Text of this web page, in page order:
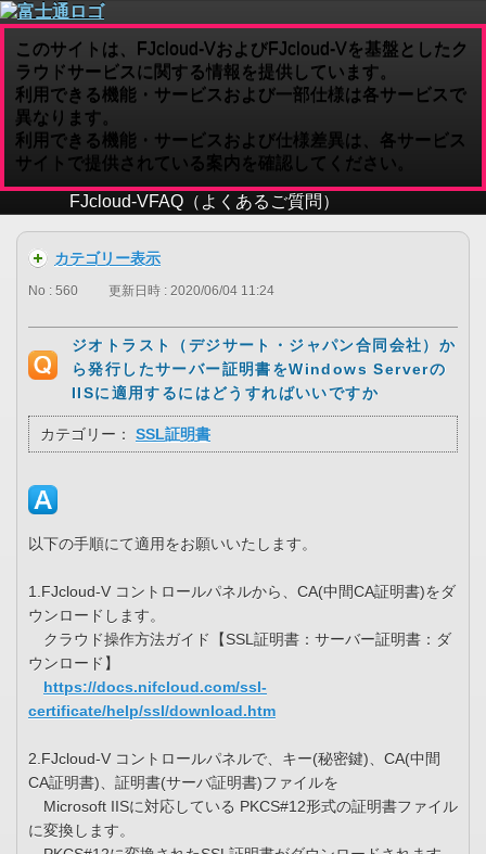
このサイトは、FJcloud-VおよびFJcloud-Vを基盤としたク
ラウドサービスに関する情報を提供しています。
利用できる機能・サービスおよび一部仕様は各サービスで
異なります。
利用できる機能・サービスおよび仕様差異は、各サービス
サイトで提供されている案内を確認してください。
FJcloud-VFAQ（よくあるご質問）
カテゴリー表示
No : 560 更新日時 : 2020/06/04 11:24
ジオトラスト（デジサート・ジャパン合同会社）か
ら発行したサーバー証明書をWindows Serverの
IISに適用するにはどうすればいいですか
カテゴリー： SSL証明書
以下の手順にて適用をお願いいたします。
1.FJcloud-V コントロールパネルから、CA(中間CA証明書)をダ
ウンロードします。
クラウド操作方法ガイド【SSL証明書：サーバー証明書：ダ
ウンロード】
https://docs.nifcloud.com/ssl-
certificate/help/ssl/download.htm
2.FJcloud-V コントロールパネルで、キー(秘密鍵)、CA(中間
CA証明書)、証明書(サーバ証明書)ファイルを
Microsoft IISに対応している PKCS#12形式の証明書ファイル
に変換します。